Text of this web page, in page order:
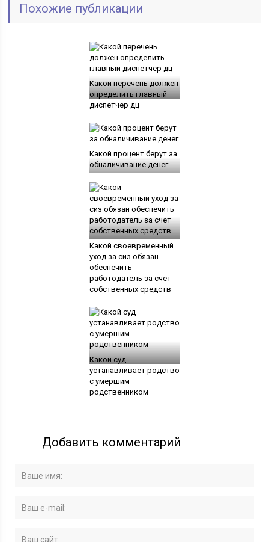
Похожие публикации
Какой перечень должен
определить главный
диспетчер дц
Какой процент берут за
обналичивание денег
Какой своевременный
уход за сиз обязан
обеспечить
работодатель за счет
собственных средств
Какой суд
устанавливает родство
с умершим
родственником
Добавить комментарий